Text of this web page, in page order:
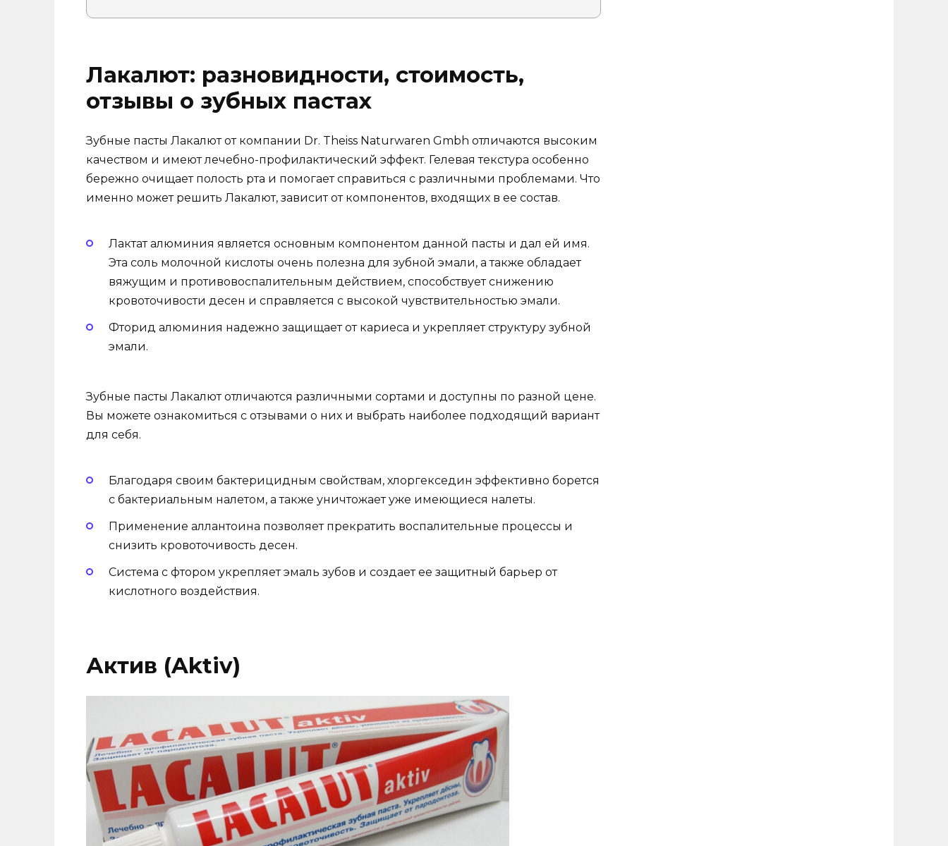
Лакалют: разновидности, стоимость,
отзывы о зубных пастах
Зубные пасты Лакалют от компании Dr. Theiss Naturwaren Gmbh отличаются высоким
качеством и имеют лечебно-профилактический эффект. Гелевая текстура особенно
бережно очищает полость рта и помогает справиться с различными проблемами. Что
именно может решить Лакалют, зависит от компонентов, входящих в ее состав.
Лактат алюминия является основным компонентом данной пасты и дал ей имя.
Эта соль молочной кислоты очень полезна для зубной эмали, а также обладает
вяжущим и противовоспалительным действием, способствует снижению
кровоточивости десен и справляется с высокой чувствительностью эмали.
Фторид алюминия надежно защищает от кариеса и укрепляет структуру зубной
эмали.
Зубные пасты Лакалют отличаются различными сортами и доступны по разной цене.
Вы можете ознакомиться с отзывами о них и выбрать наиболее подходящий вариант
для себя.
Благодаря своим бактерицидным свойствам, хлоргекседин эффективно борется
с бактериальным налетом, а также уничтожает уже имеющиеся налеты.
Применение аллантоина позволяет прекратить воспалительные процессы и
снизить кровоточивость десен.
Система с фтором укрепляет эмаль зубов и создает ее защитный барьер от
кислотного воздействия.
Актив (Aktiv)